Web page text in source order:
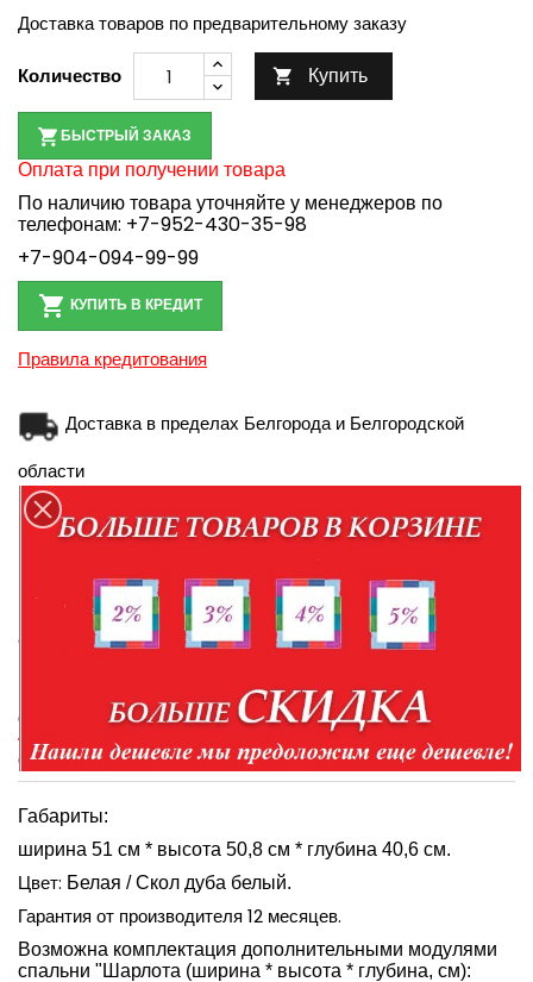
Доставка товаров по предварительному заказу
Количество  Купить
БЫСТРЫЙ ЗАКАЗ
Оплата при получении товара
По наличию товара уточняйте у менеджеров по
телефонам: +7-952-430-35-98
+7-904-094-99-99
 КУПИТЬ В КРЕДИТ
Правила кредитования
Доставка в пределах Белгорода и Белгородской
области
Доставка по России транспортной компанией
Персональные данные при оформлении заказа
администрация использует для связи и идентификации
ОПИСАНИЕ
ПОДРОБНЕЕ О ТОВАРЕ
ОТЗЫВЫ
Габариты:
ширина 51 см * высота 50,8 см * глубина 40,6 см.
Цвет: Белая / Скол дуба белый.
Гарантия от производителя 12 месяцев.
Возможна комплектация дополнительными модулями
спальни "Шарлота (ширина * высота * глубина, см):